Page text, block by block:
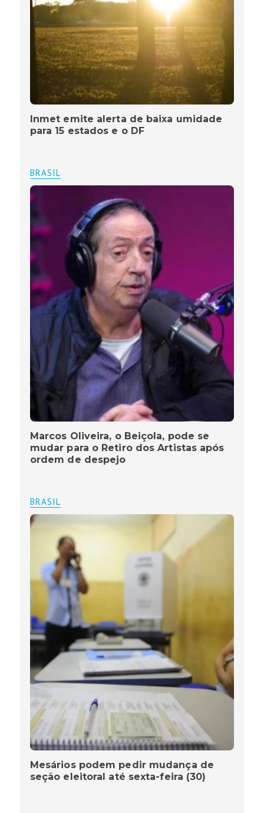
Inmet emite alerta de baixa umidade
para 15 estados e o DF
BRASIL
Marcos Oliveira, o Beiçola, pode se
mudar para o Retiro dos Artistas após
ordem de despejo
BRASIL
Mesários podem pedir mudança de
seção eleitoral até sexta-feira (30)